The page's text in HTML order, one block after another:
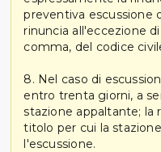
preventiva escussione
rinuncia all'eccezione
comma, del codice
8. Nel caso di
entro trenta giorni, a
stazione appaltante; la
titolo per cui la
l'escussione.